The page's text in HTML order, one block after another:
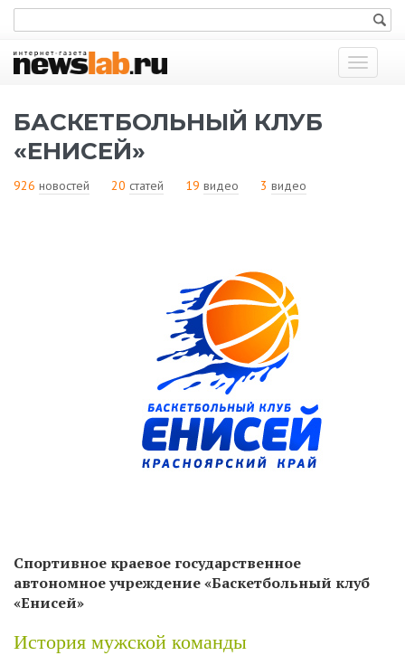
Показать
меню
БАСКЕТБОЛЬНЫЙ КЛУБ
«ЕНИСЕЙ»
926 новостей 20 статей 19 видео 3 видео
Спортивное краевое государственное
автономное учреждение «Баскетбольный клуб
«Енисей»
История мужской команды